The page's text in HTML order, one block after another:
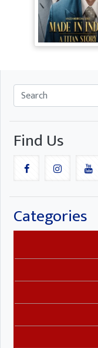
Made in
शानदार
Find Us
Categories